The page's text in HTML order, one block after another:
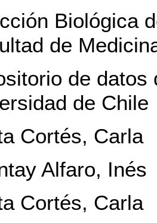
Biológica
de
de
de Chile
Cortés, Carla
Alfaro, Inés
Cortés, Carla